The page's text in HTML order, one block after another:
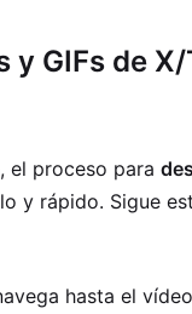
y GIFs de
el proceso para
y rápido. Sigue
hasta el